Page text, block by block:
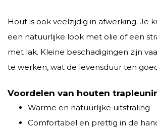
Hout is ook veelzijdig in afwerking. Je
een natuurlijke look met olie of een
met lak. Kleine beschadigingen zijn
te werken, wat de levensduur ten
Voordelen van houten
Warme en natuurlijke uitstraling
Comfortabel en prettig in de